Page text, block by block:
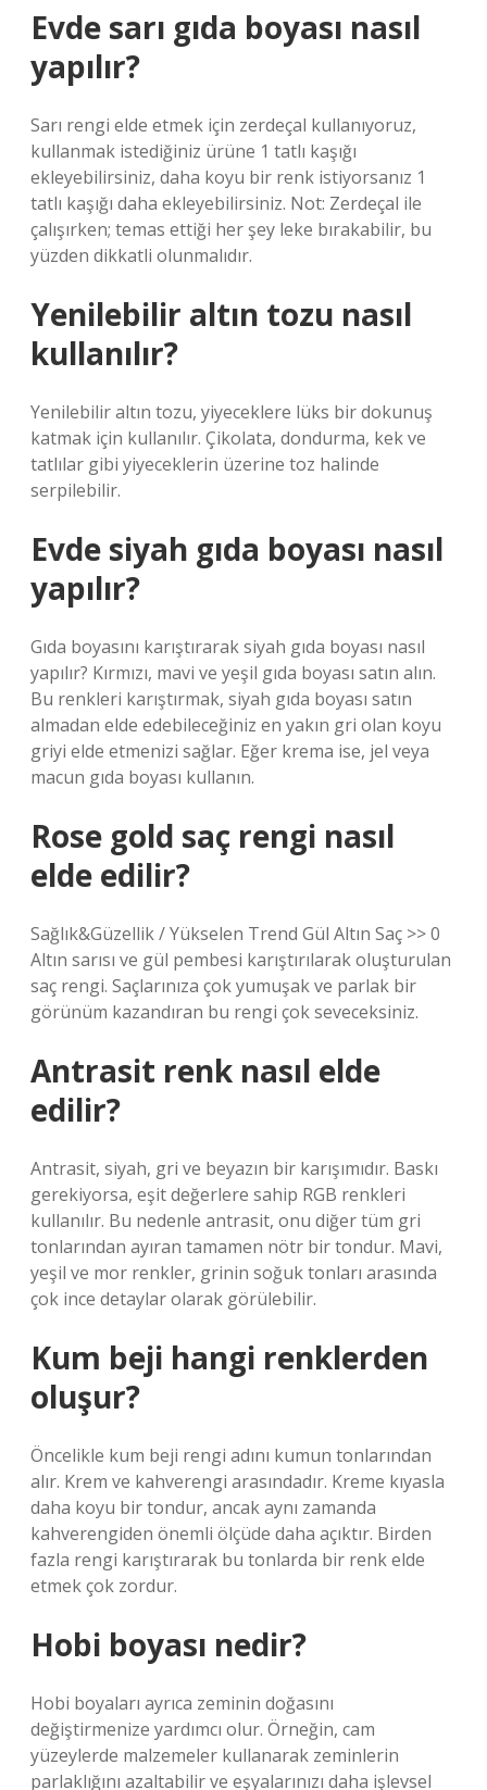
Evde sarı gıda boyası nasıl
yapılır?
Sarı rengi elde etmek için zerdeçal kullanıyoruz,
kullanmak istediğiniz ürüne 1 tatlı kaşığı
ekleyebilirsiniz, daha koyu bir renk istiyorsanız 1
tatlı kaşığı daha ekleyebilirsiniz. Not: Zerdeçal ile
çalışırken; temas ettiği her şey leke bırakabilir, bu
yüzden dikkatli olunmalıdır.
Yenilebilir altın tozu nasıl
kullanılır?
Yenilebilir altın tozu, yiyeceklere lüks bir dokunuş
katmak için kullanılır. Çikolata, dondurma, kek ve
tatlılar gibi yiyeceklerin üzerine toz halinde
serpilebilir.
Evde siyah gıda boyası nasıl
yapılır?
Gıda boyasını karıştırarak siyah gıda boyası nasıl
yapılır? Kırmızı, mavi ve yeşil gıda boyası satın alın.
Bu renkleri karıştırmak, siyah gıda boyası satın
almadan elde edebileceğiniz en yakın gri olan koyu
griyi elde etmenizi sağlar. Eğer krema ise, jel veya
macun gıda boyası kullanın.
Rose gold saç rengi nasıl
elde edilir?
Sağlık&Güzellik / Yükselen Trend Gül Altın Saç >> 0
Altın sarısı ve gül pembesi karıştırılarak oluşturulan
saç rengi. Saçlarınıza çok yumuşak ve parlak bir
görünüm kazandıran bu rengi çok seveceksiniz.
Antrasit renk nasıl elde
edilir?
Antrasit, siyah, gri ve beyazın bir karışımıdır. Baskı
gerekiyorsa, eşit değerlere sahip RGB renkleri
kullanılır. Bu nedenle antrasit, onu diğer tüm gri
tonlarından ayıran tamamen nötr bir tondur. Mavi,
yeşil ve mor renkler, grinin soğuk tonları arasında
çok ince detaylar olarak görülebilir.
Kum beji hangi renklerden
oluşur?
Öncelikle kum beji rengi adını kumun tonlarından
alır. Krem ve kahverengi arasındadır. Kreme kıyasla
daha koyu bir tondur, ancak aynı zamanda
kahverengiden önemli ölçüde daha açıktır. Birden
fazla rengi karıştırarak bu tonlarda bir renk elde
etmek çok zordur.
Hobi boyası nedir?
Hobi boyaları ayrıca zeminin doğasını
değiştirmenize yardımcı olur. Örneğin, cam
yüzeylerde malzemeler kullanarak zeminlerin
parlaklığını azaltabilir ve eşyalarınızı daha işlevsel